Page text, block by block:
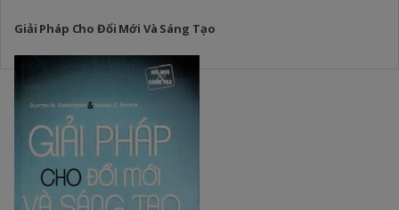
Giải Pháp Cho Đổi Mới Và Sáng Tạo